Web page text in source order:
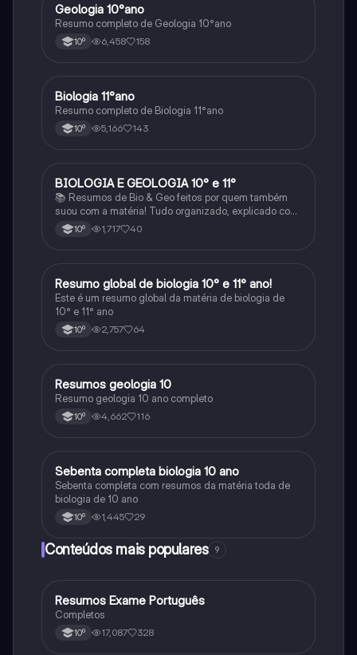
Biologia
Geologia 10°ano
Resumo completo de Geologia 10°ano
10º 6,458 158
Biologia
Biologia 11°ano
Resumo completo de Biologia 11°ano
10º 5,166 143
Biologia
BIOLOGIA E GEOLOGIA 10° e 11°
📚 Resumos de Bio & Geo feitos por quem também
suou com a matéria! Tudo organizado, explicado com
clareza e cheio de esquemas que ajudam mesmo a
perceber. Para estudar sem stress e com mais
10º 1,717 40
Biologia
Resumo global de biologia 10° e 11° ano!
Este é um resumo global da matéria de biologia de
10° e 11° ano
10º 2,757 64
Biologia
Resumos geologia 10
Resumo geologia 10 ano completo
10º 4,662 116
Biologia
Sebenta completa biologia 10 ano
Sebenta completa com resumos da matéria toda de
biologia de 10 ano
10º 1,445 29
Conteúdos mais populares 9
Português
Resumos Exame Português
Completos
10º 17,087 328